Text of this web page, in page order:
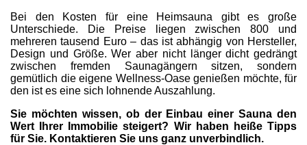
Bei den Kosten für eine Heimsauna gibt es große
Unterschiede. Die Preise liegen zwischen 800 und
mehreren tausend Euro – das ist abhängig von Hersteller,
Design und Größe. Wer aber nicht länger dicht gedrängt
zwischen fremden Saunagängern sitzen, sondern
gemütlich die eigene Wellness-Oase genießen möchte, für
den ist es eine sich lohnende Auszahlung.
Sie möchten wissen, ob der Einbau einer Sauna den
Wert Ihrer Immobilie steigert? Wir haben heiße Tipps
für Sie. Kontaktieren Sie uns ganz unverbindlich.